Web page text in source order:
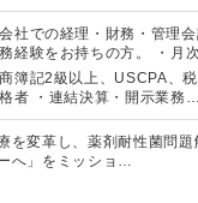
社での経理・財務・管理
経験をお持ちの方。 ・月
商簿記2級以上、USCPA、
者 ・連結決算・開示業務…
を変革し、薬剤耐性菌問
へ」をミッショ…